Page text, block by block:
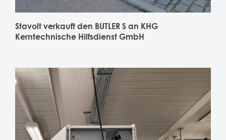
Stavolt verkauft den BUTLER S an KHG
Kerntechnische Hilfsdienst GmbH